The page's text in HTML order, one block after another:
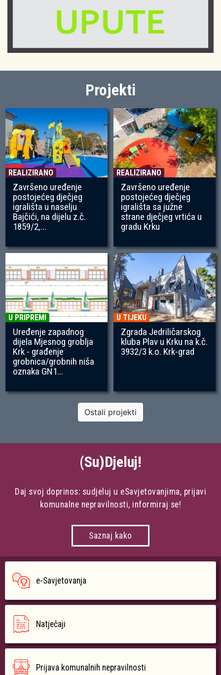
Projekti
REALIZIRANO
Završeno uređenje
postojećeg dječjeg
igrališta u naselju
Bajčići, na dijelu z.č.
1859/2,...
REALIZIRANO
Završeno uređenje
postojećeg dječjeg
igrališta sa južne
strane dječjeg vrtića u
gradu Krku
U PRIPREMI
Uređenje zapadnog
dijela Mjesnog groblja
Krk - građenje
grobnica/grobnih niša
oznaka GN1...
U TIJEKU
Zgrada Jedriličarskog
kluba Plav u Krku na k.č.
3932/3 k.o. Krk-grad
Ostali projekti
(Su)Djeluj!
Daj svoj doprinos: sudjeluj u eSavjetovanjima, prijavi
komunalne nepravilnosti, informiraj se!
Saznaj kako
e-Savjetovanja
Natječaji
Prijava komunalnih nepravilnosti